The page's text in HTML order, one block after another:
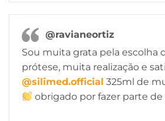
@ravianeortiz
Sou muita grata pela escolha
prótese, muita realização e
@silimed.official 325ml de
obrigado por fazer parte de